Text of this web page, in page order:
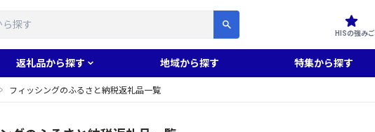
HISの強み
返礼品から探す 地域から探す 特集から探す
フィッシングのふるさと納税返礼品一覧